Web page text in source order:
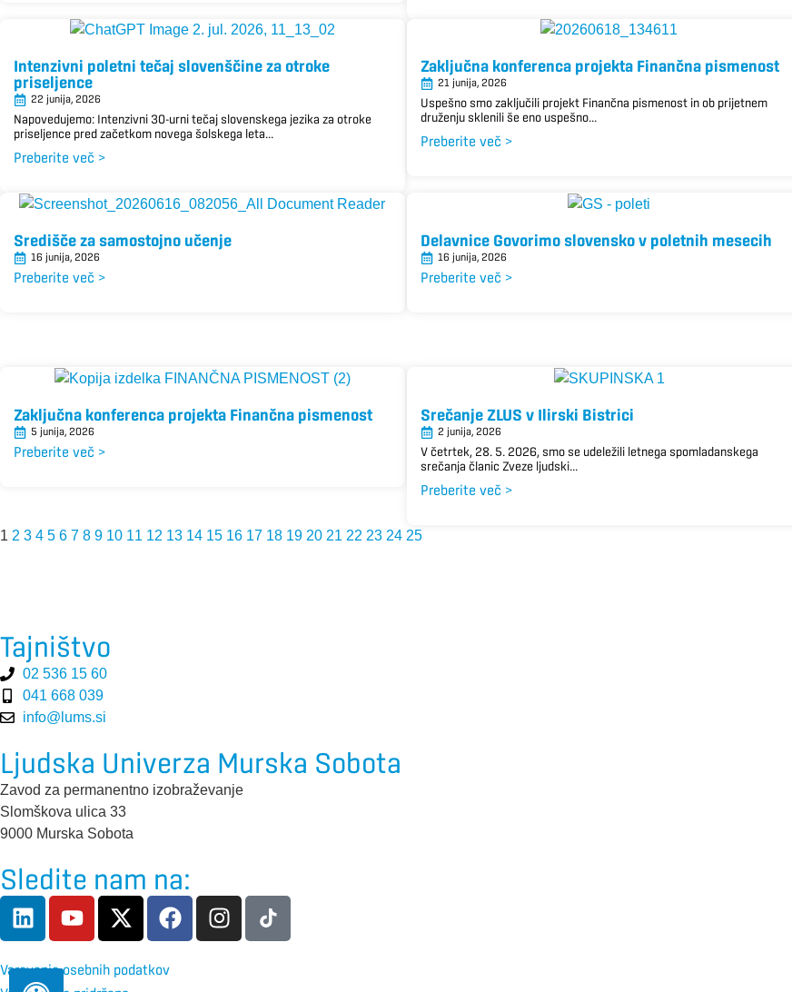
Intenzivni poletni tečaj slovenščine za otroke
priseljence
22 junija, 2026
Napovedujemo: Intenzivni 30-urni tečaj slovenskega jezika za otroke
priseljence pred začetkom novega šolskega leta...
Preberite več >
Zaključna konferenca projekta Finančna pismenost
21 junija, 2026
Uspešno smo zaključili projekt Finančna pismenost in ob prijetnem
druženju sklenili še eno uspešno...
Preberite več >
Središče za samostojno učenje
16 junija, 2026
Preberite več >
Delavnice Govorimo slovensko v poletnih mesecih
16 junija, 2026
Preberite več >
Zaključna konferenca projekta Finančna pismenost
5 junija, 2026
Preberite več >
Srečanje ZLUS v Ilirski Bistrici
2 junija, 2026
V četrtek, 28. 5. 2026, smo se udeležili letnega spomladanskega
srečanja članic Zveze ljudski...
Preberite več >
1 2 3 4 5 6 7 8 9 10 11 12 13 14 15 16 17 18 19 20 21 22 23 24 25
Tajništvo
02 536 15 60
041 668 039
info@lums.si
Ljudska Univerza Murska Sobota
Zavod za permanentno izobraževanje
Slomškova ulica 33
9000 Murska Sobota
Sledite nam na:
Varovanje osebnih podatkov